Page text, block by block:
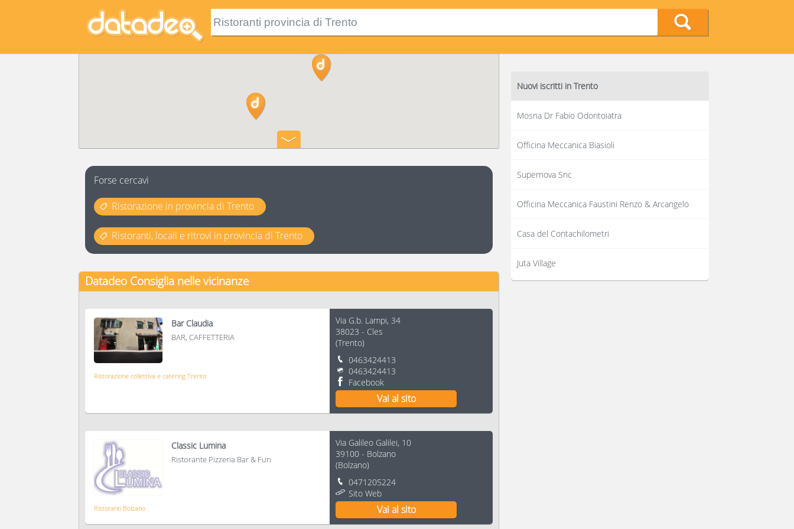
Forse cercavi
Ristorazione in provincia di Trento
Ristoranti, locali e ritrovi in provincia di Trento
Datadeo Consiglia nelle vicinanze
Bar Claudia
BAR, CAFFETTERIA
Ristorazione collettiva e catering Trento
Via G.b. Lampi, 34
38023 - Cles
(Trento)
0463424413
0463424413
Facebook
Vai al sito
Classic Lumina
Ristorante Pizzeria Bar & Fun
Ristoranti Bolzano
Via Galileo Galilei, 10
39100 - Bolzano
(Bolzano)
0471205224
Sito Web
Vai al sito
Nuovi iscritti in Trento
Mosna Dr Fabio Odontoiatra
Officina Meccanica Biasioli
Supernova Snc
Officina Meccanica Faustini Renzo & Arcangelo
Casa del Contachilometri
Juta Village